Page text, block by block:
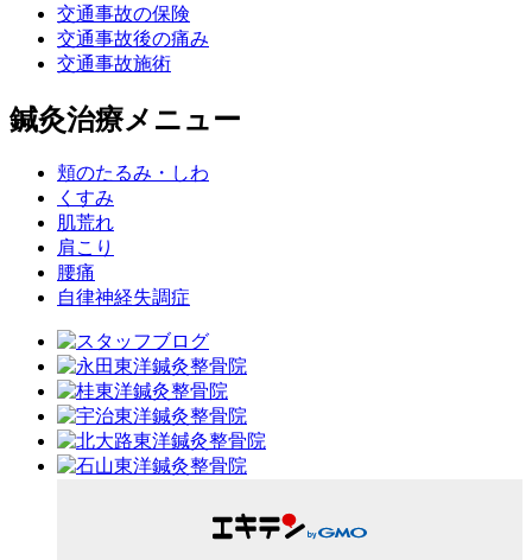
交通事故の保険
交通事故後の痛み
交通事故施術
鍼灸治療メニュー
頬のたるみ・しわ
くすみ
肌荒れ
肩こり
腰痛
自律神経失調症